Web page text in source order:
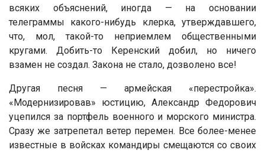
всяких объяснений, иногда — на основании
телеграммы какого-нибудь клерка, утверждавшего,
что, мол, такой-то неприемлем общественными
кругами. Добить-то Керенский добил, но ничего
взамен не создал. Закона не стало, дозволено все!
Другая песня — армейская «перестройка».
«Модернизировав» юстицию, Александр Федорович
уцепился за портфель военного и морского министра.
Сразу же затрепетал ветер перемен. Все более-менее
известные в войсках командиры смещаются со своих